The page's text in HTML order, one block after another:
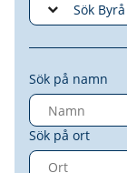
Sök på namn
Sök på ort